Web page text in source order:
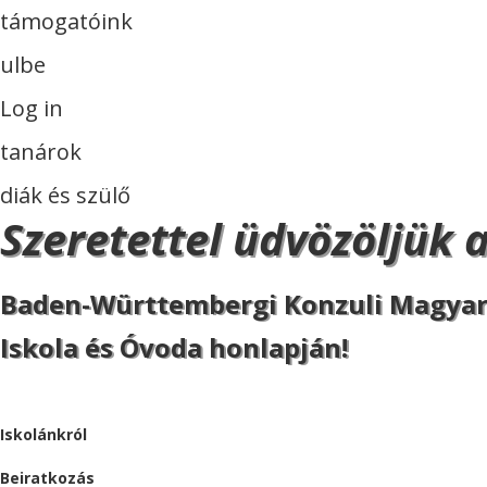
támogatóink
ulbe
Log in
tanárok
diák és szülő
Szeretettel üdvözöljük
Baden-Württembergi Konzuli Magyar
Iskola és Óvoda honlapján!
Iskolánkról
Beiratkozás